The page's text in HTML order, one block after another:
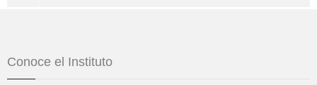
Conoce el Instituto